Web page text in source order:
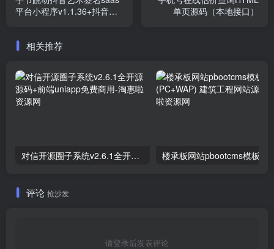
平台小程序v1.1.36+抖音前
单页源码（本地接口）
相关推荐
对信开源圈子系统v2.6.1全开源源码+前端uniapp免费商用
评论 抢沙发
请登录后发表评论